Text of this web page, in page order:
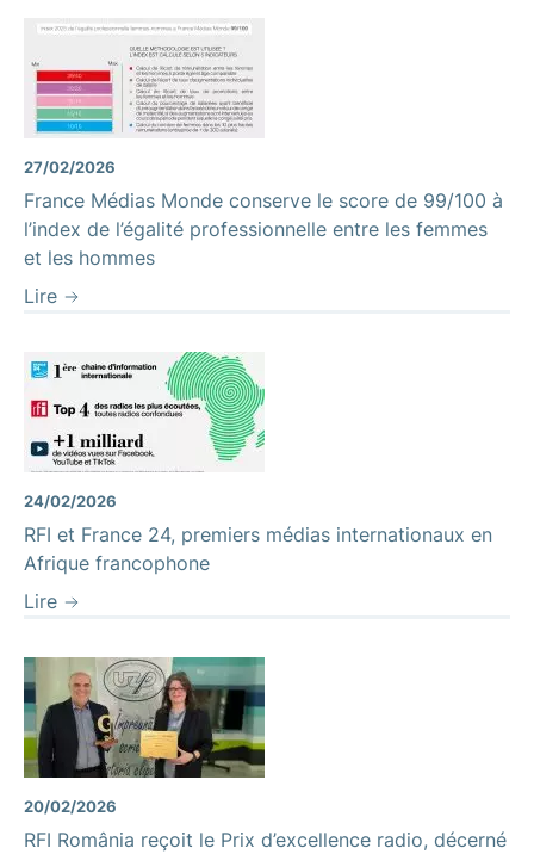
27/02/2026
France Médias Monde conserve le score de 99/100 à
l’index de l’égalité professionnelle entre les femmes
et les hommes
Lire
24/02/2026
RFI et France 24, premiers médias internationaux en
Afrique francophone
Lire
20/02/2026
RFI România reçoit le Prix d’excellence radio, décerné